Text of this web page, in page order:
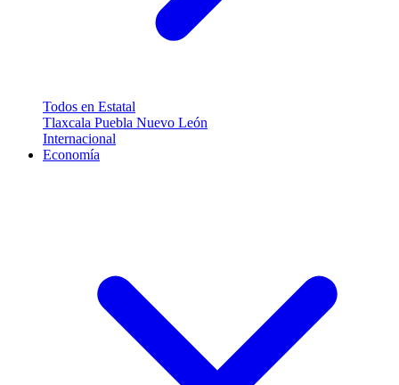
Todos en Estatal
Tlaxcala Puebla Nuevo León
Internacional
Economía